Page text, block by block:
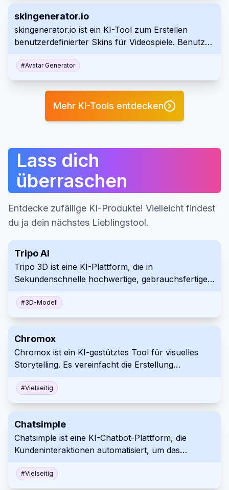
Bearbeitung für effiziente Inhaltserstellung.
skingenerator.io
skingenerator.io ist ein KI-Tool zum Erstellen
benutzerdefinierter Skins für Videospiele. Benutzer
generiert einen Skin basierend auf der
Beschreibung. Es bietet verschiedene Preispläne
für den Zugriff auf verschiedene
Generierungsmodelle.
#Avatar Generator
Mehr KI-Tools entdecken
Lass dich
überraschen
Entdecke zufällige KI-Produkte! Vielleicht findest
du ja dein nächstes Lieblingstool.
Tripo AI
Tripo 3D ist eine KI-Plattform, die in
Sekundenschnelle hochwertige, gebrauchsfertige
#3D-Modell
Chromox
Chromox ist ein KI-gestütztes Tool für visuelles
Storytelling. Es vereinfacht die Erstellung
Anwendungen. Sein benutzerfreundliches Design
macht es für ein breites Publikum zugänglich.
#Vielseitig
Chatsimple
Chatsimple ist eine KI-Chatbot-Plattform, die
Kundeninteraktionen automatisiert, um das
Unterstützung für über 175 Sprachen bietet sie
eine nahtlose Integration mit beliebten CRM-
#Vielseitig